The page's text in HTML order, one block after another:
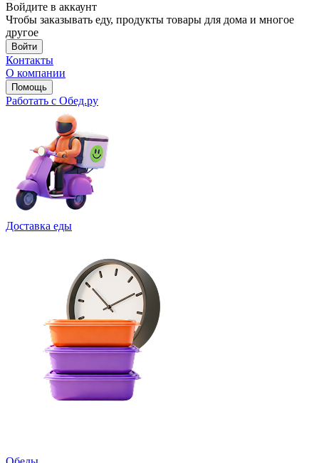
Войдите в аккаунт
Чтобы заказывать еду, продукты товары для дома и многое
другое
Войти
Контакты
О компании
Помощь
Работать с Обед.ру
Доставка еды